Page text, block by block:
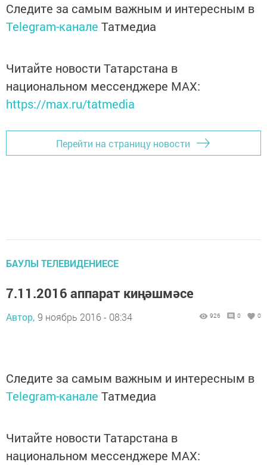
Следите за самым важным и интересным в
Telegram-канале Татмедиа
Читайте новости Татарстана в
национальном мессенджере MАХ:
https://max.ru/tatmedia
Перейти на страницу новости
БАУЛЫ ТЕЛЕВИДЕНИЕСЕ
7.11.2016 аппарат киңәшмәсе
Автор, 9 ноябрь 2016 - 08:34 926 0 0
Следите за самым важным и интересным в
Telegram-канале Татмедиа
Читайте новости Татарстана в
национальном мессенджере MАХ: